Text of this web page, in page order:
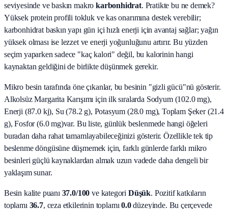
seviyesinde ve baskın makro karbonhidrat. Pratikte bu ne demek?
Yüksek protein profili tokluk ve kas onarımına destek verebilir;
karbonhidrat baskın yapı gün içi hızlı enerji için avantaj sağlar; yağın
yüksek olması ise lezzet ve enerji yoğunluğunu artırır. Bu yüzden
seçim yaparken sadece "kaç kalori" değil, bu kalorinin hangi
kaynaktan geldiğini de birlikte düşünmek gerekir.
Mikro besin tarafında öne çıkanlar, bu besinin "gizli gücü"nü gösterir.
Alkolsüz Margarita Karışımı için ilk sıralarda Sodyum (102.0 mg),
Enerji (87.0 kj), Su (78.2 g), Potasyum (28.0 mg), Toplam Şeker (21.4
g), Fosfor (6.0 mg)var. Bu liste, günlük beslenmede hangi öğeleri
buradan daha rahat tamamlayabileceğinizi gösterir. Özellikle tek tip
beslenme döngüsüne düşmemek için, farklı günlerde farklı mikro
besinleri güçlü kaynaklardan almak uzun vadede daha dengeli bir
yaklaşım sunar.
Besin kalite puanı 37.0/100 ve kategori Düşük. Pozitif katkıların
toplamı 36.7, ceza etkilerinin toplamı 0.0düzeyinde. Bu çerçevede